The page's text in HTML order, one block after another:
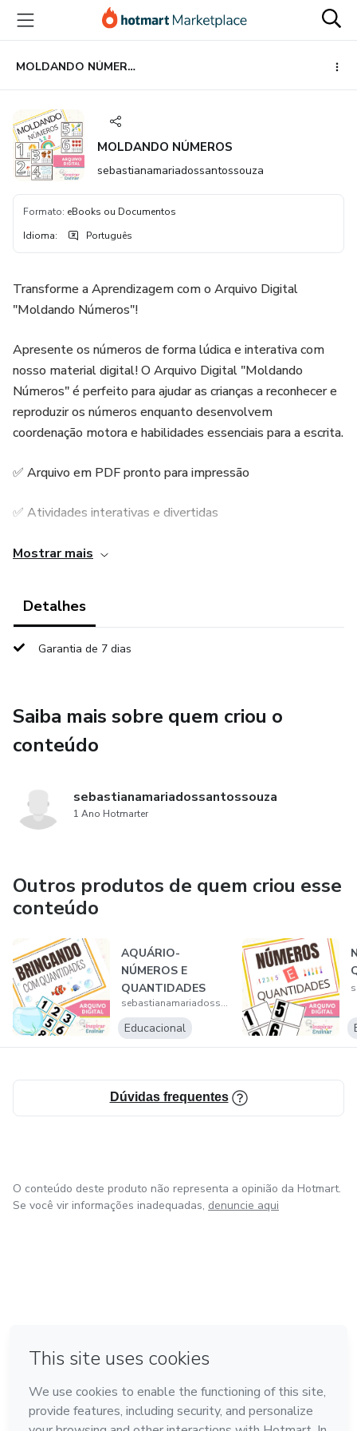
para
conteúdo
principal
para
pagamento
para
rodapé
MOLDANDO NÚMEROS
MOLDANDO NÚMEROS
sebastianamariadossantossouza
Formato: eBooks ou Documentos
Idioma: Português
Transforme a Aprendizagem com o Arquivo Digital
"Moldando Números"!
Apresente os números de forma lúdica e interativa com
nosso material digital! O Arquivo Digital "Moldando
Números" é perfeito para ajudar as crianças a reconhecer e
reproduzir os números enquanto desenvolvem
coordenação motora e habilidades essenciais para a escrita.
✅ Arquivo em PDF pronto para impressão
✅ Atividades interativas e divertidas
✅ Ideal para educação infantil e alfabetização
Garanta já o seu e torne o aprendizado dos números ainda
mais envolvente!
Mostrar mais
Detalhes
Garantia de 7 dias
Saiba mais sobre quem criou o
conteúdo
sebastianamariadossantossouza
1 Ano Hotmarter
Outros produtos de quem criou esse
conteúdo
AQUÁRIO-
NÚMEROS E
QUANTIDADES
sebastianamariadossantossouza
Educacional
Dúvidas frequentes
O conteúdo deste produto não representa a opinião da Hotmart.
Se você vir informações inadequadas, denuncie aqui
Feito com ❤ em Bogotá